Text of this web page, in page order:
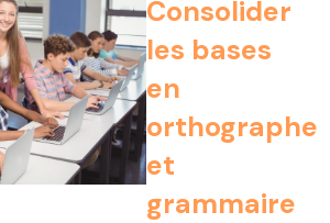
Consolider
les bases
en
orthographe
et
grammaire